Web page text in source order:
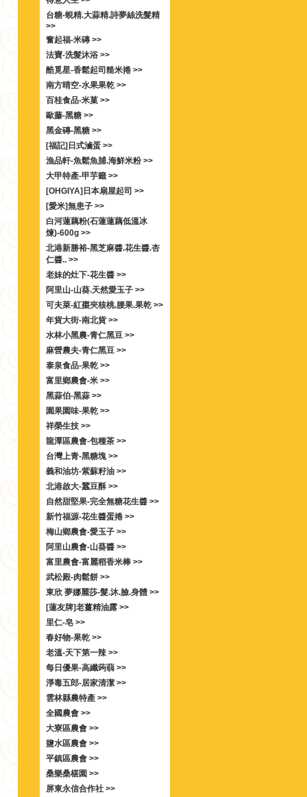
台糖-蜆精.大蒜精.詩夢絲洗髮精
>>
奮起福-米磚 >>
法寶-洗髮沐浴 >>
酷覓星-香鬆起司糙米捲 >>
南方晴空-水果果乾 >>
百桂食品-米菓 >>
歐藤-黑糖 >>
黑金磚-黑糖 >>
[福記]日式滷蛋 >>
漁品軒-魚鬆魚脯.海鮮米粉 >>
大甲特產-甲芋籤 >>
[OHGIYA]日本扇屋起司 >>
[愛米]無患子 >>
白河蓮藕粉(石蓮蓮藕低溫冰
煉)-600g >>
北港新勝裕-黑芝麻醬.花生醬.杏
仁醬.. >>
老妹的灶下-花生醬 >>
阿里山-山葵.天然愛玉子 >>
可夫萊-紅棗夾核桃.腰果.果乾 >>
年貨大街-南北貨 >>
水林小黑農-青仁黑豆 >>
麻營農夫-青仁黑豆 >>
泰泉食品-果乾 >>
富里鄉農會-米 >>
黑蒜伯-黑蒜 >>
園果園味-果乾 >>
祥榮生技 >>
龍潭區農會-包種茶 >>
台灣上青-黑糖塊 >>
義和油坊-紫蘇籽油 >>
北港啟大-蠶豆酥 >>
自然甜堅果-完全無糖花生醬 >>
新竹福源-花生醬蛋捲 >>
梅山鄉農會-愛玉子 >>
阿里山農會-山葵醬 >>
富里農會-富麗稻香米棒 >>
武松殿-肉鬆餅 >>
東欣 夢娜麗莎-髮.沐.臉.身體 >>
[蓮友牌]老薑精油露 >>
里仁-皂 >>
春好物-果乾 >>
老溫-天下第一辣 >>
每日優果-高纖蒟蒻 >>
淨毒五郎-居家清潔 >>
雲林縣農特產 >>
全國農會 >>
大寮區農會 >>
鹽水區農會 >>
平鎮區農會 >>
桑樂桑椹園 >>
屏東永信合作社 >>